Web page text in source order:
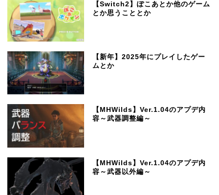
【Switch2】ぽこあとか他のゲーム
とか思うこととか
【新年】2025年にプレイしたゲー
ムとか
【MHWilds】Ver.1.04のアプデ内
容～武器調整編～
【MHWilds】Ver.1.04のアプデ内
容～武器以外編～